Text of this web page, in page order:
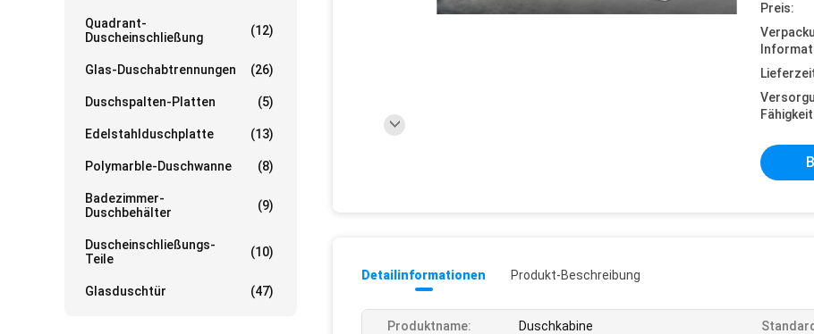
Quadrant-
Duscheinschließung
(12)
Glas-Duschabtrennungen (26)
Duschspalten-Platten (5)
Edelstahlduschplatte (13)
Polymarble-Duschwanne (8)
Badezimmer-
Duschbehälter
(9)
Duscheinschließungs-
Teile
(10)
Glasduschtür (47)
Preis:
Detailinformationen Produkt-Beschreibung
Produktname: Duschkabine